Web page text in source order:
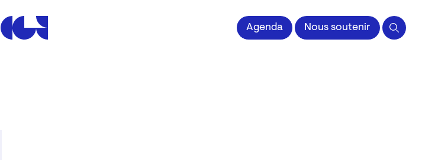
Centre de la Gravure et de l'Image impriméeAgenda Nous soutenir